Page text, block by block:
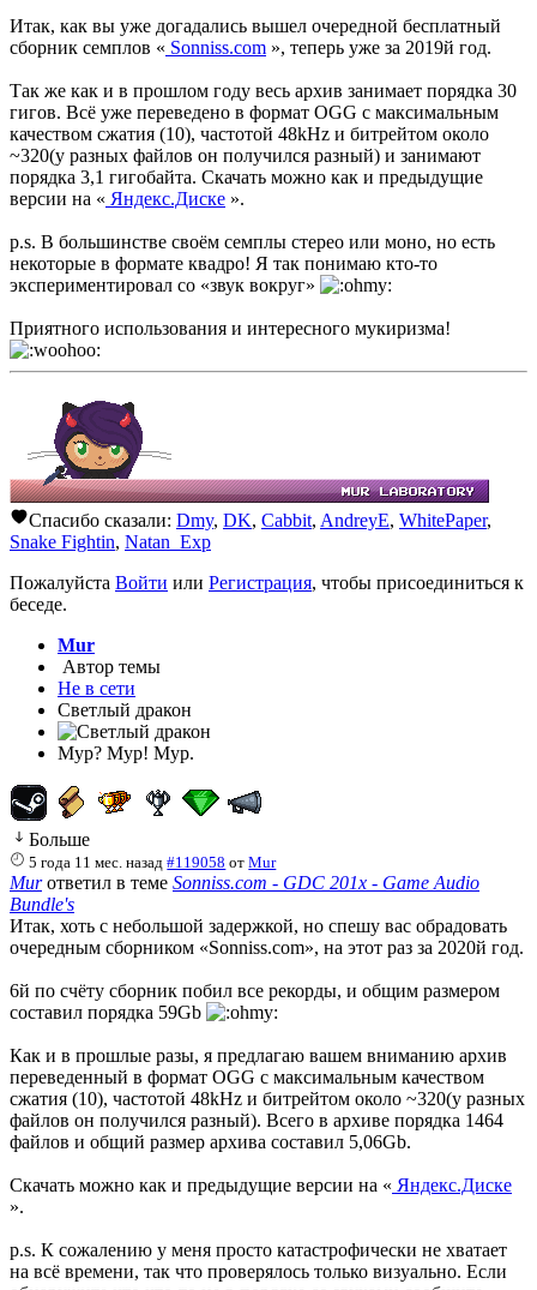
Итак, как вы уже догадались вышел очередной бесплатный
сборник семплов « Sonniss.com », теперь уже за 2019й год.
Так же как и в прошлом году весь архив занимает порядка 30
гигов. Всё уже переведено в формат OGG с максимальным
качеством сжатия (10), частотой 48kHz и битрейтом около
~320(у разных файлов он получился разный) и занимают
порядка 3,1 гигобайта. Скачать можно как и предыдущие
версии на « Яндекс.Диске ».
p.s. В большинстве своём семплы стерео или моно, но есть
некоторые в формате квадро! Я так понимаю кто-то
экспериментировал со «звук вокруг»
Приятного использования и интересного мукиризма!
Спасибо сказали: Dmy, DK, Cabbit, AndreyE, WhitePaper,
Snake Fightin, Natan_Exp
Пожалуйста Войти или Регистрация, чтобы присоединиться к
беседе.
Mur
Автор темы
Не в сети
Светлый дракон
Мур? Мур! Мур.
Больше
5 года 11 мес. назад #119058 отMur
Murответил в теме Sonniss.com - GDC 201x - Game Audio
Bundle's
Итак, хоть с небольшой задержкой, но спешу вас обрадовать
очередным сборником «Sonniss.com», на этот раз за 2020й год.
6й по счёту сборник побил все рекорды, и общим размером
составил порядка 59Gb
Как и в прошлые разы, я предлагаю вашем вниманию архив
переведенный в формат OGG с максимальным качеством
сжатия (10), частотой 48kHz и битрейтом около ~320(у разных
файлов он получился разный). Всего в архиве порядка 1464
файлов и общий размер архива составил 5,06Gb.
Скачать можно как и предыдущие версии на « Яндекс.Диске
».
p.s. К сожалению у меня просто катастрофически не хватает
на всё времени, так что проверялось только визуально. Если